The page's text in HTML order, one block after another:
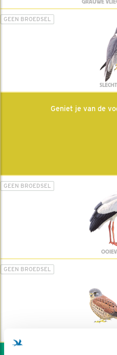
GRAUWE
GEEN BROEDSEL
Geniet je van de
GEEN BROEDSEL
GEEN BROEDSEL